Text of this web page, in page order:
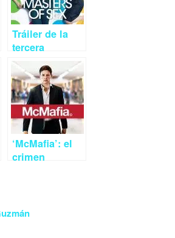
Tráiler de la
tercera
temporada de
Masters of Sex
‘McMafia’: el
crimen